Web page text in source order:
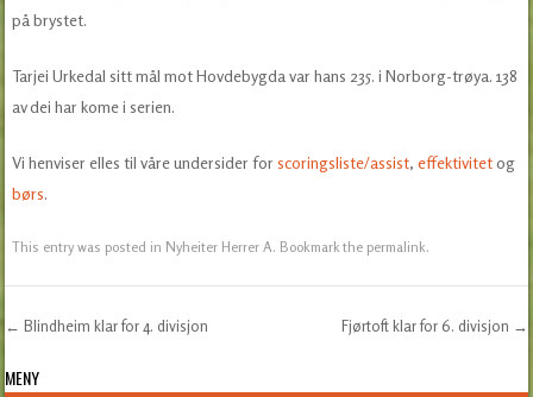
på brystet.
Tarjei Urkedal sitt mål mot Hovdebygda var hans 235. i Norborg-trøya. 138
av dei har kome i serien.
Vi henviser elles til våre undersider forscoringsliste/assist,effektivitetog
børs.
This entry was posted in Nyheiter Herrer A. Bookmark thepermalink.
Post navigation
← Blindheim klar for 4. divisjon Fjørtoft klar for 6. divisjon →
MENY